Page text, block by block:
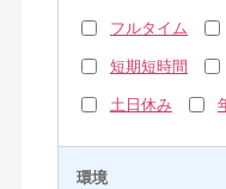
フルタイム
短期短時間
土日休み
環境